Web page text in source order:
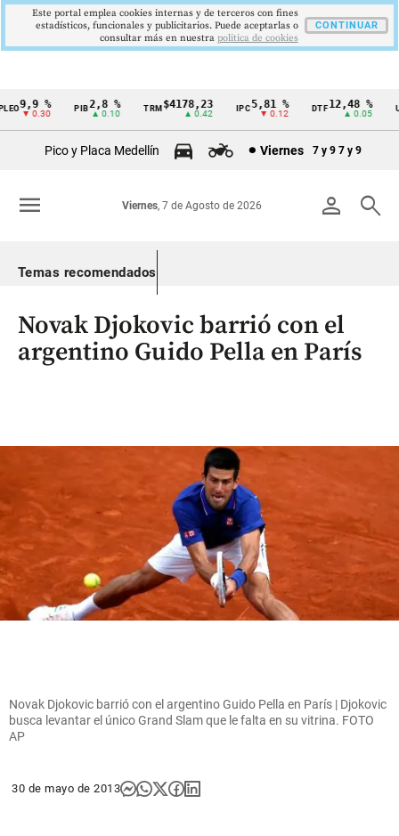
Cintillo
Colombia
9,9 %
▼ 0.30
PIB2,8 %
▲ 0.10
TRM $4178,23
▲ 0.42
5,81 %
▼ 0.12
DTF12,48 %
▲ 0.05
Pico y Placa Medellín Viernes 7 y 9 7 y 9
person search
Viernes, 7 de Agosto de 2026
menu
Temas recomendados
Novak Djokovic barrió con el
argentino Guido Pella en París
Novak Djokovic barrió con el argentino Guido Pella en París | Djokovic
busca levantar el único Grand Slam que le falta en su vitrina. FOTO
AP
30 de mayo de 2013
Este portal emplea cookies internas y de terceros con fines
estadísticos, funcionales y publicitarios. Puede aceptarlas o
consultar más en nuestra politica de cookies
CONTINUAR